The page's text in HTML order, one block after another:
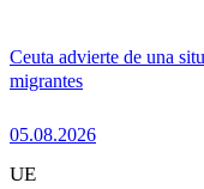
Ceuta advierte de una
migrantes
05.08.2026
UE